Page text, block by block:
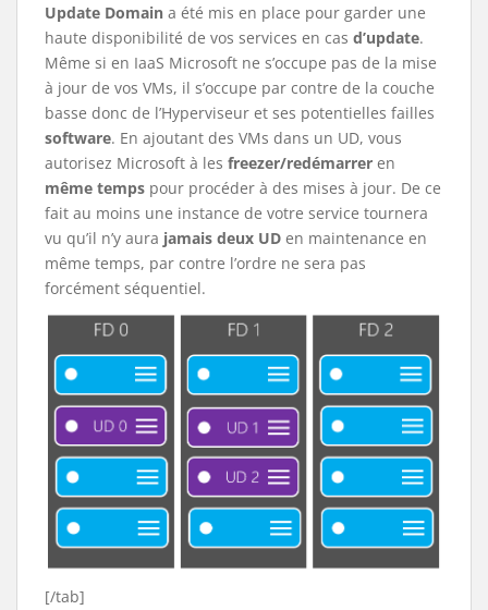
Update Domain a été mis en place pour garder une
haute disponibilité de vos services en cas d’update.
Même si en IaaS Microsoft ne s’occupe pas de la mise
à jour de vos VMs, il s’occupe par contre de la couche
basse donc de l’Hyperviseur et ses potentielles failles
software. En ajoutant des VMs dans un UD, vous
autorisez Microsoft à les freezer/redémarrer en
même temps pour procéder à des mises à jour. De ce
fait au moins une instance de votre service tournera
vu qu’il n’y aura jamais deux UD en maintenance en
même temps, par contre l’ordre ne sera pas
forcément séquentiel.
[/tab]